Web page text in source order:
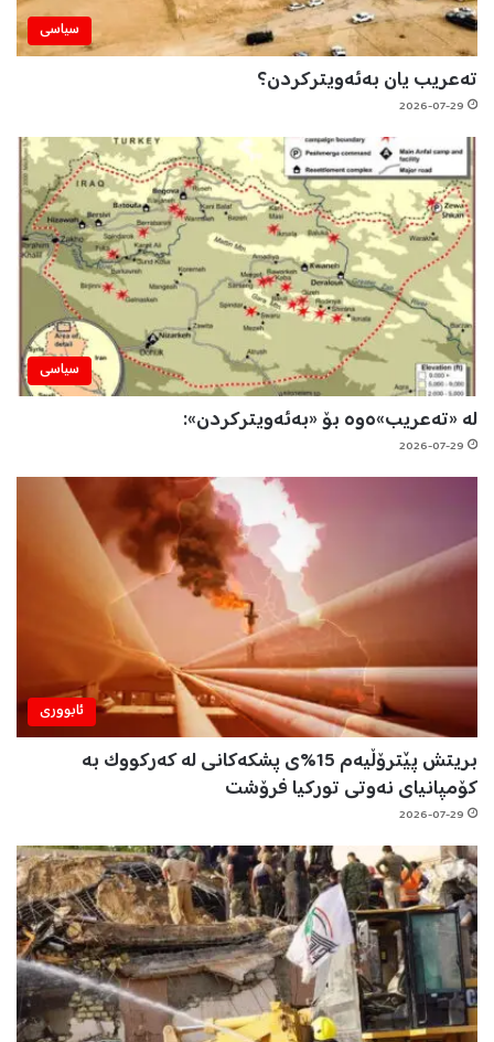
سیاسی
تەعریب یان بەئەویترکردن؟
2026-07-29
سیاسی
لە «تەعریب»ەوە بۆ «بەئەویترکردن»:
2026-07-29
ئابووری
بریتش پێترۆڵیەم 15%ی پشکەکانی لە کەرکووک بە
کۆمپانیای نەوتی تورکیا فرۆشت
2026-07-29